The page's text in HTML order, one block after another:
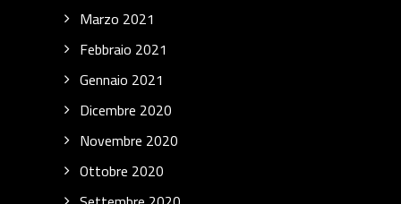
Marzo 2021
Febbraio 2021
Gennaio 2021
Dicembre 2020
Novembre 2020
Ottobre 2020